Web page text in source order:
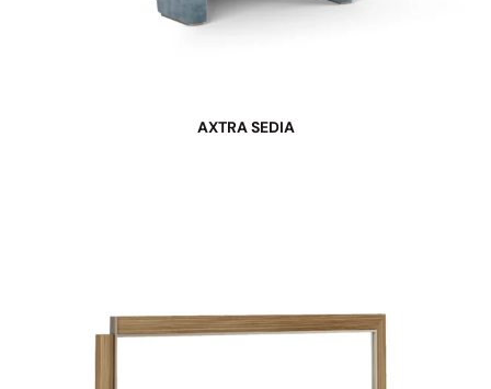
AXTRA SEDIA